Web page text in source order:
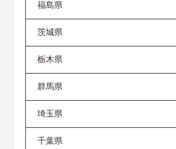
福島県
茨城県
栃木県
群馬県
埼玉県
千葉県